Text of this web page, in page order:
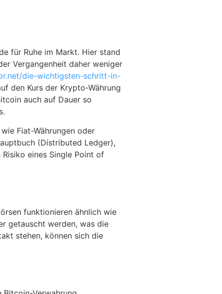
für Ruhe im Markt. Hier stand
Vergangenheit daher weniger
die-wichtigsten-schritt-in-
den Kurs der Krypto-Währung
auch auf Dauer so
Fiat-Währungen oder
(Distributed Ledger),
eines Single Point of
funktionieren ähnlich wie
getauscht werden, was die
stehen, können sich die